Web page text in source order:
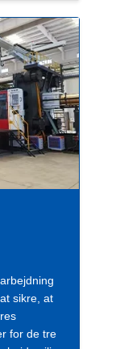
sikre, at
for de tre